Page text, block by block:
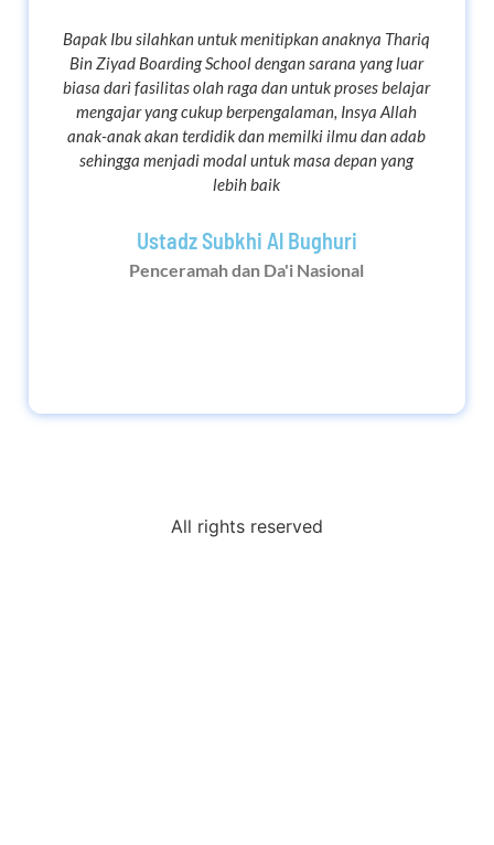
Bapak Ibu silahkan untuk menitipkan anaknya Thariq
Bin Ziyad Boarding School dengan sarana yang luar
biasa dari fasilitas olah raga dan untuk proses belajar
mengajar yang cukup berpengalaman, Insya Allah
anak-anak akan terdidik dan memilki ilmu dan adab
sehingga menjadi modal untuk masa depan yang
lebih baik
Ustadz Subkhi Al Bughuri
Penceramah dan Da'i Nasional
All rights reserved